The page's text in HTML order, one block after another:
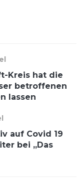
Kreis hat die
betroffenen
lassen
auf Covid 19
bei „Das